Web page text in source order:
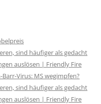
sind häufiger als gedacht
auslösen | Friendly Fire
Virus: MS wegimpfen?
sind häufiger als gedacht
auslösen | Friendly Fire